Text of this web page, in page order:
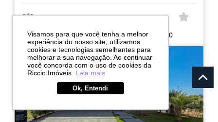
CÓD:
Rua Rui Sérgio Rodrigues de Moura, 210
ESTUDA PERMUTA
Visamos para que você tenha a melhor
experiência do nosso site, utilizamos
cookies e tecnologias semelhantes para
melhorar a sua navegação. Ao continuar
você concorda com o uso de cookies da
Riccio Imóveis. Leia mais
Ok, Entendi